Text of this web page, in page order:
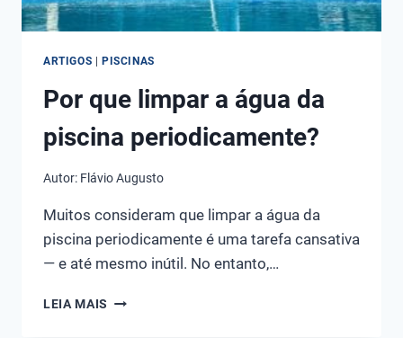
ARTIGOS PISCINAS
Por que limpar a água da
piscina periodicamente?
Autor: Flávio Augusto
Muitos consideram que limpar a água da
piscina periodicamente é uma tarefa cansativa
— e até mesmo inútil. No entanto,…
LEIA MAIS POR